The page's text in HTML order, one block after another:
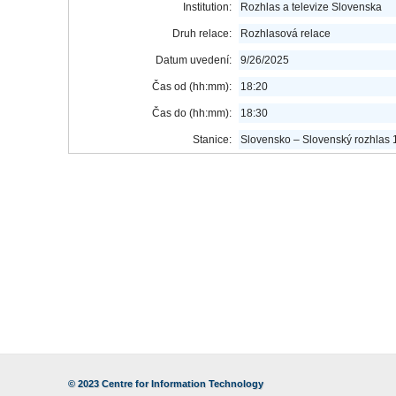
Institution: Rozhlas a televize Slovenska
Druh relace: Rozhlasová relace
Datum uvedení: 9/26/2025
Čas od (hh:mm): 18:20
Čas do (hh:mm): 18:30
Stanice: Slovensko – Slovenský rozhlas
© 2023Centre for Information Technology